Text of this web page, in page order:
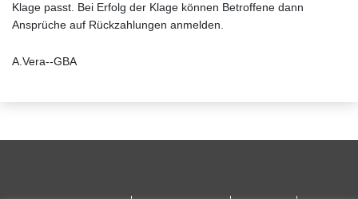
Klage passt. Bei Erfolg der Klage können Betroffene dann
Ansprüche auf Rückzahlungen anmelden.
A.Vera--GBA